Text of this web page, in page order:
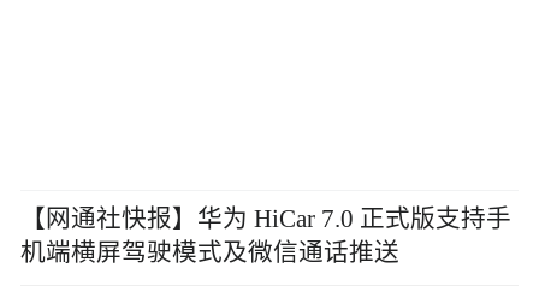
【网通社快报】华为 HiCar 7.0 正式版支持手
机端横屏驾驶模式及微信通话推送